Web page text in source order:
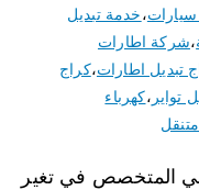
،خدمة تبديل
،شركة اطارات
تبديل اطارات،كراج
تواير ،كهرباء
المتخصص في تغير